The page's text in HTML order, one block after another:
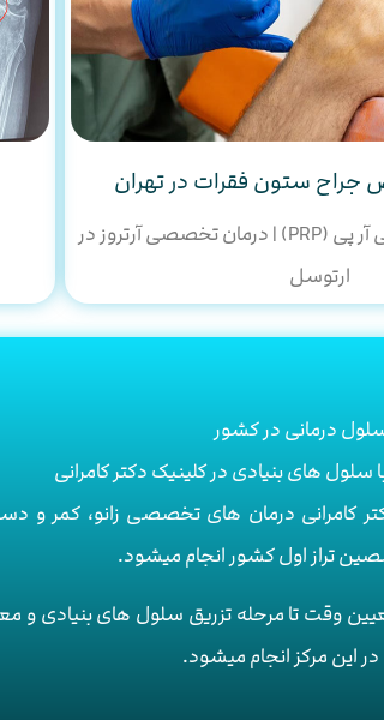
ستون فقرات در تهران
تزریق پلاسما به زانو و پی آر پی (PRP) | درمان تخصصی آرتروز در
ارتوسل
درمانی در کشور
سلول های بنیادی در کلینیک دکتر کامرانی
کامرانی درمان های تخصصی زانو، کمر
تراز اول کشور انجام میشود.
وقت تا مرحله تزریق سلول های بنیادی و
در این مرکز انجام میشود.